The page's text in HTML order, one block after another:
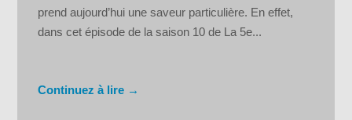
prend aujourd’hui une saveur particulière. En effet,
dans cet épisode de la saison 10 de La 5e...
Continuez à lire →